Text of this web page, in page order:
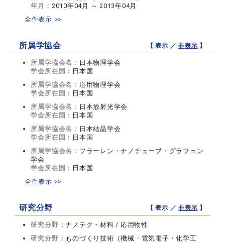
年月： 2010年04月 ～ 2013年04月
全件表示 >>
所属学協会 【 表示 ／非表示 】
所属学協会名： 日本物理学会
学会所在国： 日本国
所属学協会名： 応用物理学会
学会所在国： 日本国
所属学協会名： 日本放射光学会
学会所在国： 日本国
所属学協会名： 日本結晶学会
学会所在国： 日本国
所属学協会名： フラーレン・ナノチューブ・グラフェン
学会
学会所在国： 日本国
全件表示 >>
研究分野 【 表示 ／非表示 】
研究分野：ナノテク・材料 / 応用物性
研究分野： ものづくり技術（機械・電気電子・化学工